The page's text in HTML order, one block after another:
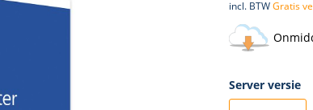
incl. BTWGratis
Server versie